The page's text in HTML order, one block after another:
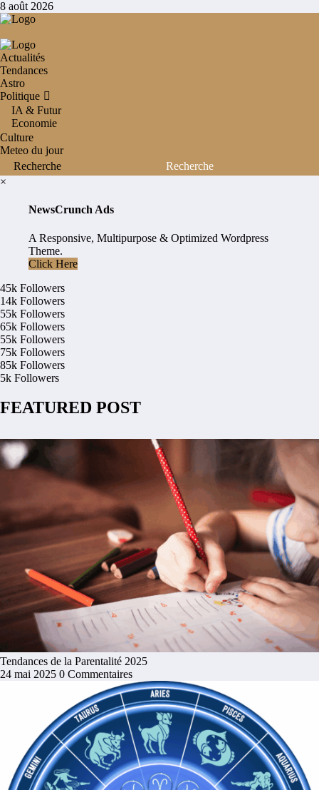
Aller
au
8 août 2026
Actualités
Tendances
Astro
Politique
IA & Futur
Economie
Culture
Meteo du jour
×
NewsCrunch Ads
A Responsive, Multipurpose & Optimized Wordpress
Theme.
Click Here
45k Followers
14k Followers
55k Followers
65k Followers
55k Followers
75k Followers
85k Followers
5k Followers
FEATURED POST
Tendances de la Parentalité 2025
24 mai 2025 0 Commentaires